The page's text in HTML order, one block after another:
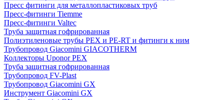
Пресс фитинги для металлопластиковых труб
Пресс-фитинги Tiemme
Пресс-фитинги Valtec
Труба защитная гофрированная
Полиэтиленовые трубы PEX и PE-RT и фитинги к ним
Трубопровод Giacomini GIACOTHERM
Коллекторы Uponor PEX
Труба защитная гофрированная
Трубопровод FV-Plast
Трубопровод Giacomini GX
Инструмент Giacomini GX